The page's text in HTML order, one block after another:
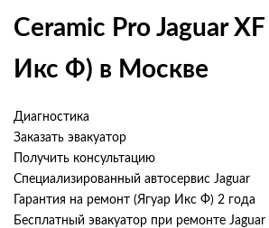
Ceramic Pro Jaguar
Икс Ф) в Москве
Диагностика
Заказать эвакуатор
Получить консультацию
Специализированный автосервис Jaguar
Гарантия на ремонт (Ягуар Икс Ф) 2 года
Бесплатный эвакуатор при ремонте Jaguar